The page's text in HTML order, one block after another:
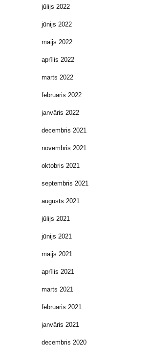
jūlijs 2022
jūnijs 2022
maijs 2022
aprīlis 2022
marts 2022
februāris 2022
janvāris 2022
decembris 2021
novembris 2021
oktobris 2021
septembris 2021
augusts 2021
jūlijs 2021
jūnijs 2021
maijs 2021
aprīlis 2021
marts 2021
februāris 2021
janvāris 2021
decembris 2020